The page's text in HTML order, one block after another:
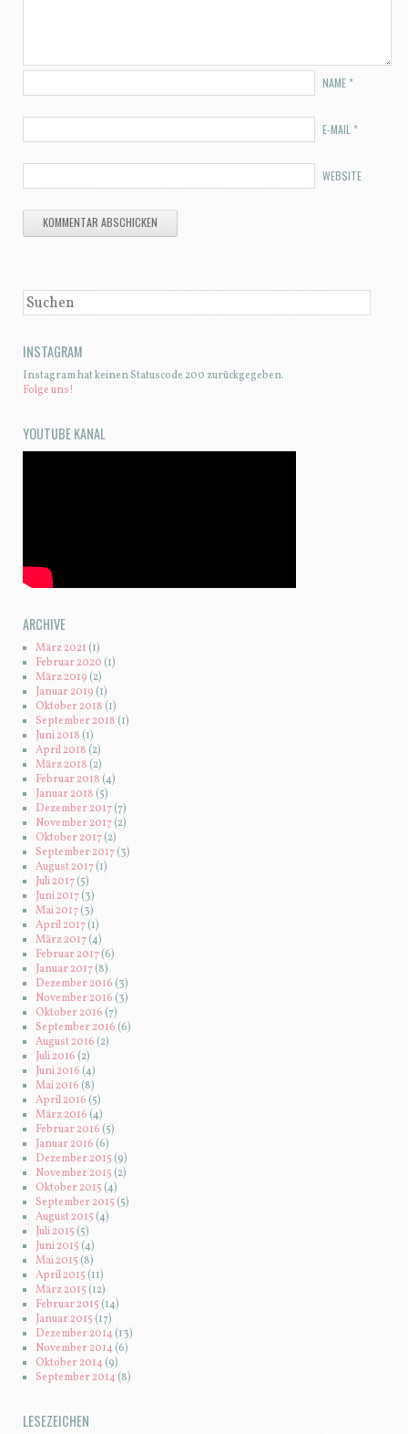
NAME*
E-MAIL *
WEBSITE
SUCHEN
INSTAGRAM
Instagram hat keinen Statuscode 200 zurückgegeben.
Folge uns!
YOUTUBE KANAL
ARCHIVE
März 2021 (1)
Februar 2020 (1)
März 2019 (2)
Januar 2019 (1)
Oktober 2018(1)
September 2018 (1)
Juni 2018 (1)
April 2018(2)
März 2018 (2)
Februar 2018 (4)
Januar 2018 (5)
Dezember 2017(7)
November 2017(2)
Oktober 2017(2)
September 2017(3)
August 2017(1)
Juli 2017(5)
Juni 2017(3)
Mai 2017(3)
April 2017(1)
März 2017(4)
Februar 2017(6)
Januar 2017(8)
Dezember 2016 (3)
November 2016 (3)
Oktober 2016(7)
September 2016 (6)
August 2016 (2)
Juli 2016(2)
Juni 2016 (4)
Mai 2016 (8)
April 2016(5)
März 2016 (4)
Februar 2016 (5)
Januar 2016 (6)
Dezember 2015 (9)
November 2015 (2)
Oktober 2015 (4)
September 2015 (5)
August 2015 (4)
Juli 2015 (5)
Juni 2015 (4)
Mai 2015 (8)
April 2015 (11)
März 2015(12)
Februar 2015 (14)
Januar 2015 (17)
Dezember 2014(13)
November 2014(6)
Oktober 2014(9)
September 2014(8)
LESEZEICHEN